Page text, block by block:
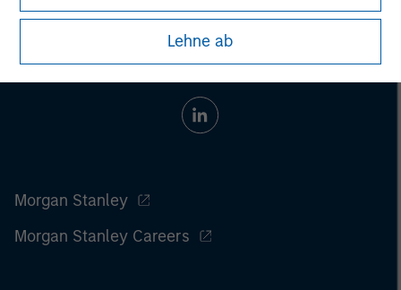
Lehne ab
Morgan Stanley
Morgan Stanley Careers